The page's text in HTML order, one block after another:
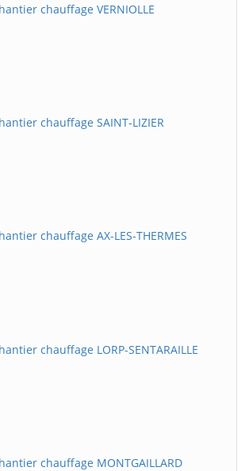
chauffage VERNIOLLE
chauffage SAINT-LIZIER
chauffage AX-LES-THERMES
chauffage LORP-SENTARAILLE
chauffage MONTGAILLARD